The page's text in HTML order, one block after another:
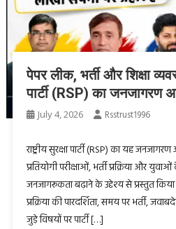
पेपर लीक, भर्ती और शिक्षा
पार्टी (RSP) का जनजागरण
July 4, 2026 Rsstrust1996
राष्ट्रीय सुरक्षा पार्टी (RSP) का यह
प्रतियोगी परीक्षाओं, भर्ती प्रक्रिया और
जनजागरूकता बढ़ाने के उद्देश्य से प्रस्तुत किया
प्रक्रिया की पारदर्शिता, समय पर भर्ती,
जुड़े विषयों पर पार्टी […]